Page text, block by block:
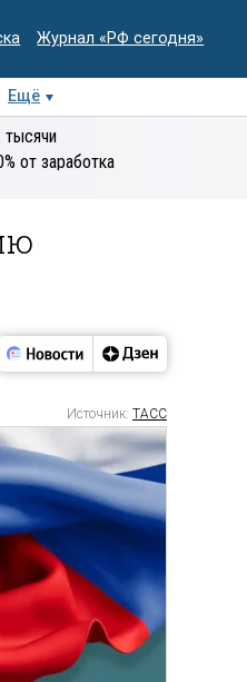
Журнал «РФ сегодня»
Ещё
тысячи
от заработка
Источник: ТАСС